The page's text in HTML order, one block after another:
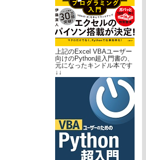
上記のExcel VBAユーザー
向けのPython超入門書の、
元になったキンドル本です
↓↓